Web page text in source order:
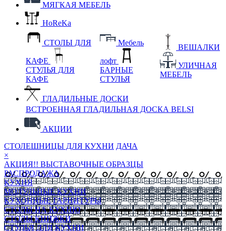
МЯГКАЯ МЕБЕЛЬ
HoReKa
СТОЛЫ ДЛЯ
КАФЕ
СТУЛЬЯ ДЛЯ
КАФЕ
Мебель
лофт
БАРНЫЕ
СТУЛЬЯ
ВЕШАЛКИ
УЛИЧНАЯ
МЕБЕЛЬ
ГЛАДИЛЬНЫЕ ДОСКИ
ВСТРОЕННАЯ ГЛАДИЛЬНАЯ ДОСКА BELSI
АКЦИИ
СТОЛЕШНИЦЫ ДЛЯ КУХНИ ДАЧА
×
АКЦИЯ!! ВЫСТАВОЧНЫЕ ОБРАЗЦЫ
РАСПРОДАЖА
КУХНЯ
МОДУЛЬНЫЕ КУХНИ
КУХОННЫЕ ГАРНИТУРЫ
СТОЛЫ НА КУХНЮ
СТОЛЫ КНИЖКИ
СТУЛЬЯ ДЛЯ КУХНИ